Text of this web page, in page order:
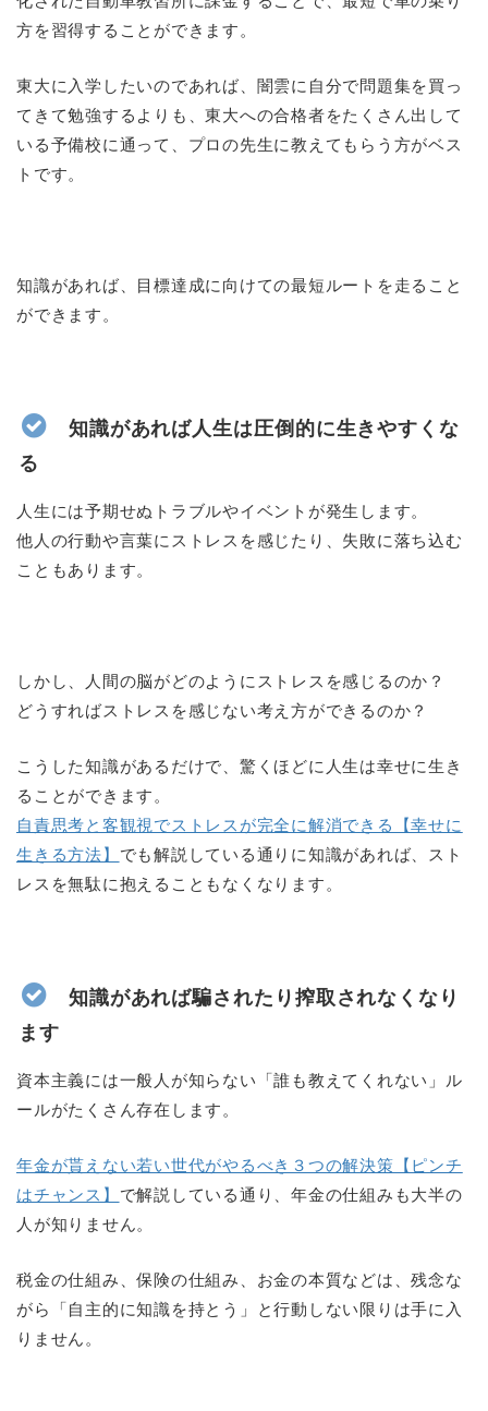
方を習得することができます。
東大に入学したいのであれば、闇雲に自分で問題集を買っ
てきて勉強するよりも、東大への合格者をたくさん出して
いる予備校に通って、プロの先生に教えてもらう方がベス
トです。
知識があれば、目標達成に向けての最短ルートを走ること
ができます。
知識があれば人生は圧倒的に生きやすくな
る
人生には予期せぬトラブルやイベントが発生します。
他人の行動や言葉にストレスを感じたり、失敗に落ち込む
こともあります。
しかし、人間の脳がどのようにストレスを感じるのか？
どうすればストレスを感じない考え方ができるのか？
こうした知識があるだけで、驚くほどに人生は幸せに生き
ることができます。
自責思考と客観視でストレスが完全に解消できる【幸せに
生きる方法】 でも解説している通りに知識があれば、スト
レスを無駄に抱えることもなくなります。
知識があれば騙されたり搾取されなくなり
ます
資本主義には一般人が知らない「誰も教えてくれない」ル
ールがたくさん存在します。
年金が貰えない若い世代がやるべき３つの解決策【ピンチ
はチャンス】 で解説している通り、年金の仕組みも大半の
人が知りません。
税金の仕組み、保険の仕組み、お金の本質などは、残念な
がら「自主的に知識を持とう」と行動しない限りは手に入
りません。